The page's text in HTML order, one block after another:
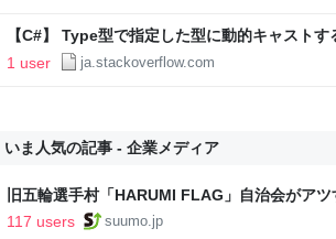
【C#】 Type型で指定した型に動的キャストす
1 user
ja.stackoverflow.com
いま人気の記事 - 企業メディア
旧五輪選手村「HARUMI FLAG」自治会がア
ルで挑む、盆踊り2万人集客や交通改善など“
117 users suumo.jp